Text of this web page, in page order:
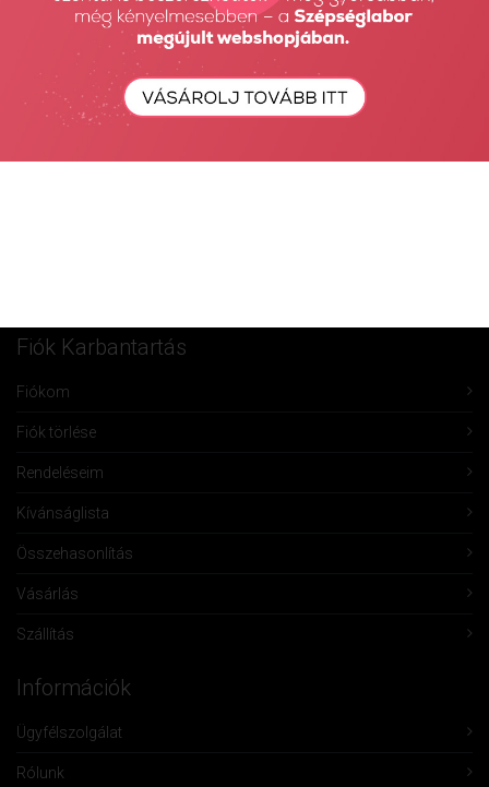
Részletes Kereső
Keresés...
Keresés
Fiók Karbantartás
Fiókom
Fiók törlése
Rendeléseim
Kívánságlista
Összehasonlítás
Vásárlás
Szállítás
Információk
Ügyfélszolgálat
Rólunk